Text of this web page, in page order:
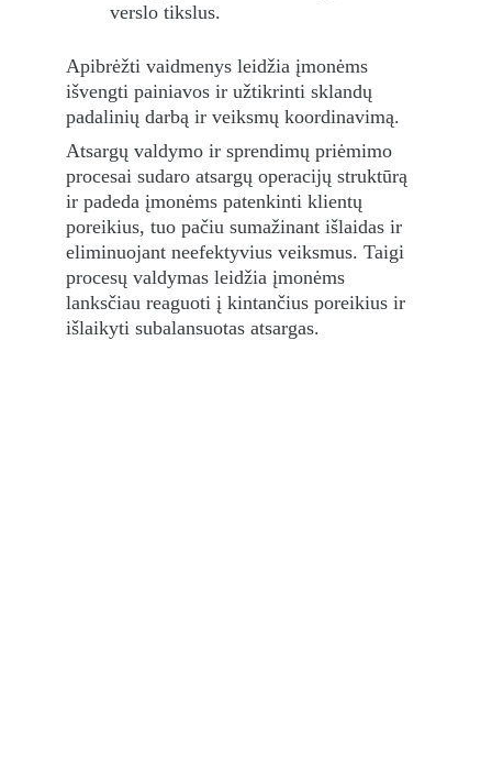
verslo tikslus.
Apibrėžti vaidmenys leidžia įmonėms
išvengti painiavos ir užtikrinti sklandų
padalinių darbą ir veiksmų koordinavimą.
Atsargų valdymo ir sprendimų priėmimo
procesai sudaro atsargų operacijų struktūrą
ir padeda įmonėms patenkinti klientų
poreikius, tuo pačiu sumažinant išlaidas ir
eliminuojant neefektyvius veiksmus. Taigi
procesų valdymas leidžia įmonėms
lanksčiau reaguoti į kintančius poreikius ir
išlaikyti subalansuotas atsargas.